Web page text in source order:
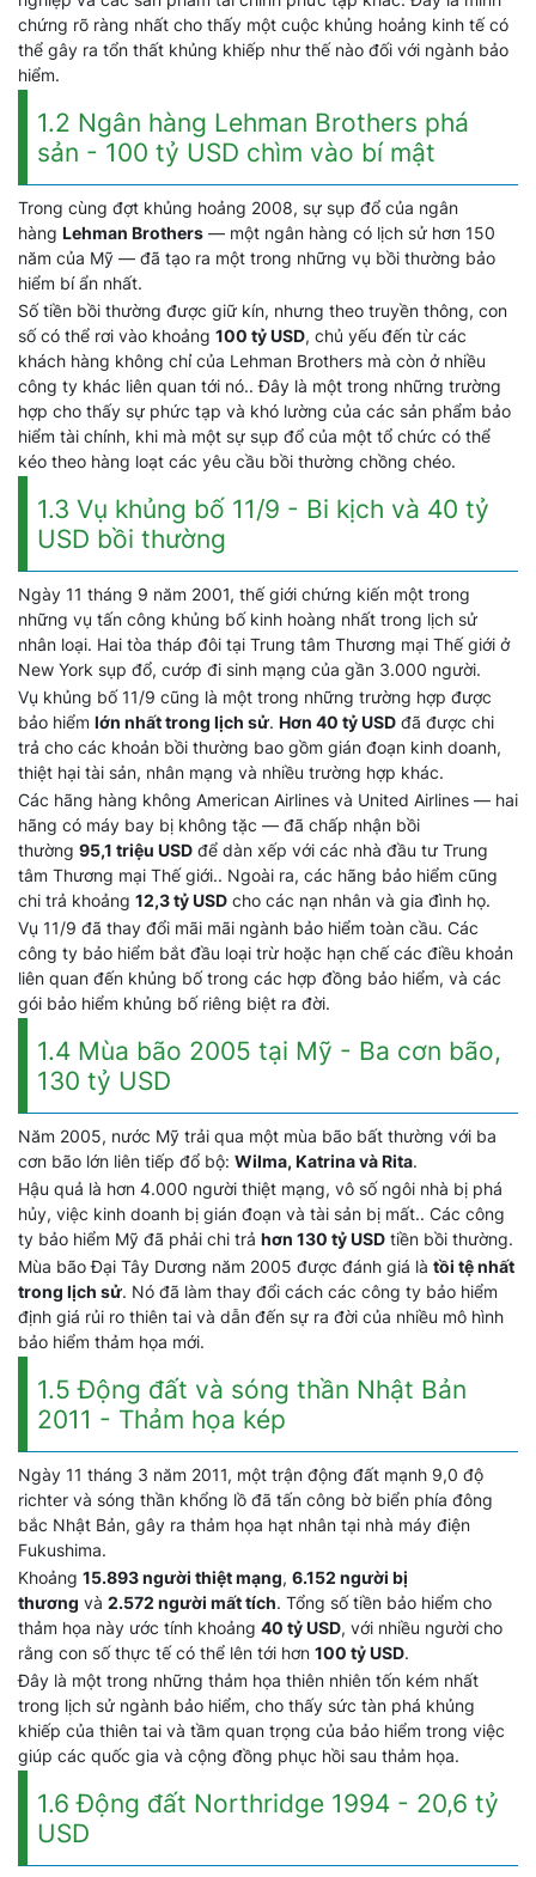
chứng rõ ràng nhất cho thấy một cuộc khủng hoảng kinh tế có
thể gây ra tổn thất khủng khiếp như thế nào đối với ngành bảo
hiểm.
1.2 Ngân hàng Lehman Brothers phá
sản - 100 tỷ USD chìm vào bí mật
Trong cùng đợt khủng hoảng 2008, sự sụp đổ của ngân
hàng Lehman Brothers — một ngân hàng có lịch sử hơn 150
năm của Mỹ — đã tạo ra một trong những vụ bồi thường bảo
hiểm bí ẩn nhất.
Số tiền bồi thường được giữ kín, nhưng theo truyền thông, con
số có thể rơi vào khoảng 100 tỷ USD, chủ yếu đến từ các
khách hàng không chỉ của Lehman Brothers mà còn ở nhiều
công ty khác liên quan tới nó.. Đây là một trong những trường
hợp cho thấy sự phức tạp và khó lường của các sản phẩm bảo
hiểm tài chính, khi mà một sự sụp đổ của một tổ chức có thể
kéo theo hàng loạt các yêu cầu bồi thường chồng chéo.
1.3 Vụ khủng bố 11/9 - Bi kịch và 40 tỷ
USD bồi thường
Ngày 11 tháng 9 năm 2001, thế giới chứng kiến một trong
những vụ tấn công khủng bố kinh hoàng nhất trong lịch sử
nhân loại. Hai tòa tháp đôi tại Trung tâm Thương mại Thế giới ở
New York sụp đổ, cướp đi sinh mạng của gần 3.000 người.
Vụ khủng bố 11/9 cũng là một trong những trường hợp được
bảo hiểm lớn nhất trong lịch sử. Hơn 40 tỷ USD đã được chi
trả cho các khoản bồi thường bao gồm gián đoạn kinh doanh,
thiệt hại tài sản, nhân mạng và nhiều trường hợp khác.
Các hãng hàng không American Airlines và United Airlines — hai
hãng có máy bay bị không tặc — đã chấp nhận bồi
thường 95,1 triệu USD để dàn xếp với các nhà đầu tư Trung
tâm Thương mại Thế giới.. Ngoài ra, các hãng bảo hiểm cũng
chi trả khoảng 12,3 tỷ USD cho các nạn nhân và gia đình họ.
Vụ 11/9 đã thay đổi mãi mãi ngành bảo hiểm toàn cầu. Các
công ty bảo hiểm bắt đầu loại trừ hoặc hạn chế các điều khoản
liên quan đến khủng bố trong các hợp đồng bảo hiểm, và các
gói bảo hiểm khủng bố riêng biệt ra đời.
1.4 Mùa bão 2005 tại Mỹ - Ba cơn bão,
130 tỷ USD
Năm 2005, nước Mỹ trải qua một mùa bão bất thường với ba
cơn bão lớn liên tiếp đổ bộ: Wilma, Katrina và Rita.
Hậu quả là hơn 4.000 người thiệt mạng, vô số ngôi nhà bị phá
hủy, việc kinh doanh bị gián đoạn và tài sản bị mất.. Các công
ty bảo hiểm Mỹ đã phải chi trả hơn 130 tỷ USD tiền bồi thường.
Mùa bão Đại Tây Dương năm 2005 được đánh giá là tồi tệ nhất
trong lịch sử. Nó đã làm thay đổi cách các công ty bảo hiểm
định giá rủi ro thiên tai và dẫn đến sự ra đời của nhiều mô hình
bảo hiểm thảm họa mới.
1.5 Động đất và sóng thần Nhật Bản
2011 - Thảm họa kép
Ngày 11 tháng 3 năm 2011, một trận động đất mạnh 9,0 độ
richter và sóng thần khổng lồ đã tấn công bờ biển phía đông
bắc Nhật Bản, gây ra thảm họa hạt nhân tại nhà máy điện
Fukushima.
Khoảng 15.893 người thiệt mạng, 6.152 người bị
thương và 2.572 người mất tích. Tổng số tiền bảo hiểm cho
thảm họa này ước tính khoảng 40 tỷ USD, với nhiều người cho
rằng con số thực tế có thể lên tới hơn 100 tỷ USD.
Đây là một trong những thảm họa thiên nhiên tốn kém nhất
trong lịch sử ngành bảo hiểm, cho thấy sức tàn phá khủng
khiếp của thiên tai và tầm quan trọng của bảo hiểm trong việc
giúp các quốc gia và cộng đồng phục hồi sau thảm họa.
1.6 Động đất Northridge 1994 - 20,6 tỷ
USD